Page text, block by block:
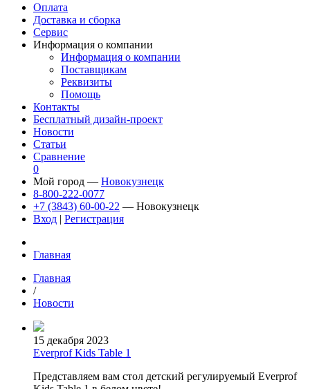
Оплата
Доставка и сборка
Сервис
Информация о компании
Информация о компании
Поставщикам
Реквизиты
Помощь
Контакты
Бесплатный дизайн-проект
Новости
Статьи
Сравнение
0
Мой город — Новокузнецк
8-800-222-0077
+7 (3843) 60-00-22 — Новокузнецк
Вход | Регистрация
Главная
Главная
/
Новости
15 декабря 2023
Everprof Kids Table 1
Представляем вам стол детский регулируемый Everprof